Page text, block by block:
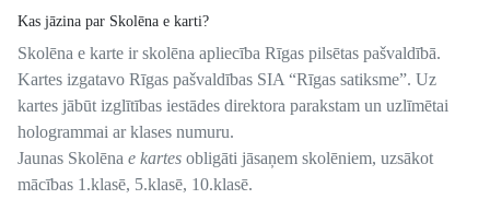
Kas jāzina par Skolēna e karti?
Skolēna e karte ir skolēna apliecība Rīgas pilsētas pašvaldībā.
Kartes izgatavo Rīgas pašvaldības SIA “Rīgas satiksme”. Uz
kartes jābūt izglītības iestādes direktora parakstam un uzlīmētai
hologrammai ar klases numuru.
Jaunas Skolēna e kartes obligāti jāsaņem skolēniem, uzsākot
mācības 1.klasē, 5.klasē, 10.klasē.